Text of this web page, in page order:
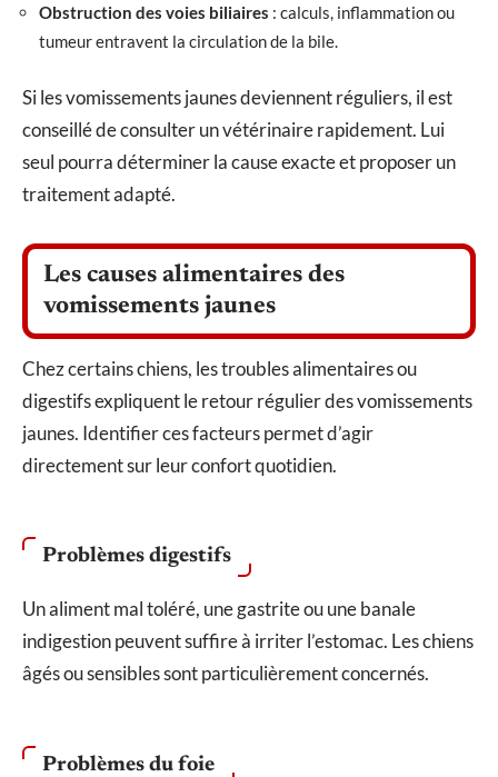
Obstruction des voies biliaires : calculs, inflammation ou
tumeur entravent la circulation de la bile.
Si les vomissements jaunes deviennent réguliers, il est
conseillé de consulter un vétérinaire rapidement. Lui
seul pourra déterminer la cause exacte et proposer un
traitement adapté.
Les causes alimentaires des
vomissements jaunes
Chez certains chiens, les troubles alimentaires ou
digestifs expliquent le retour régulier des vomissements
jaunes. Identifier ces facteurs permet d’agir
directement sur leur confort quotidien.
Problèmes digestifs
Un aliment mal toléré, une gastrite ou une banale
indigestion peuvent suffire à irriter l’estomac. Les chiens
âgés ou sensibles sont particulièrement concernés.
Problèmes du foie